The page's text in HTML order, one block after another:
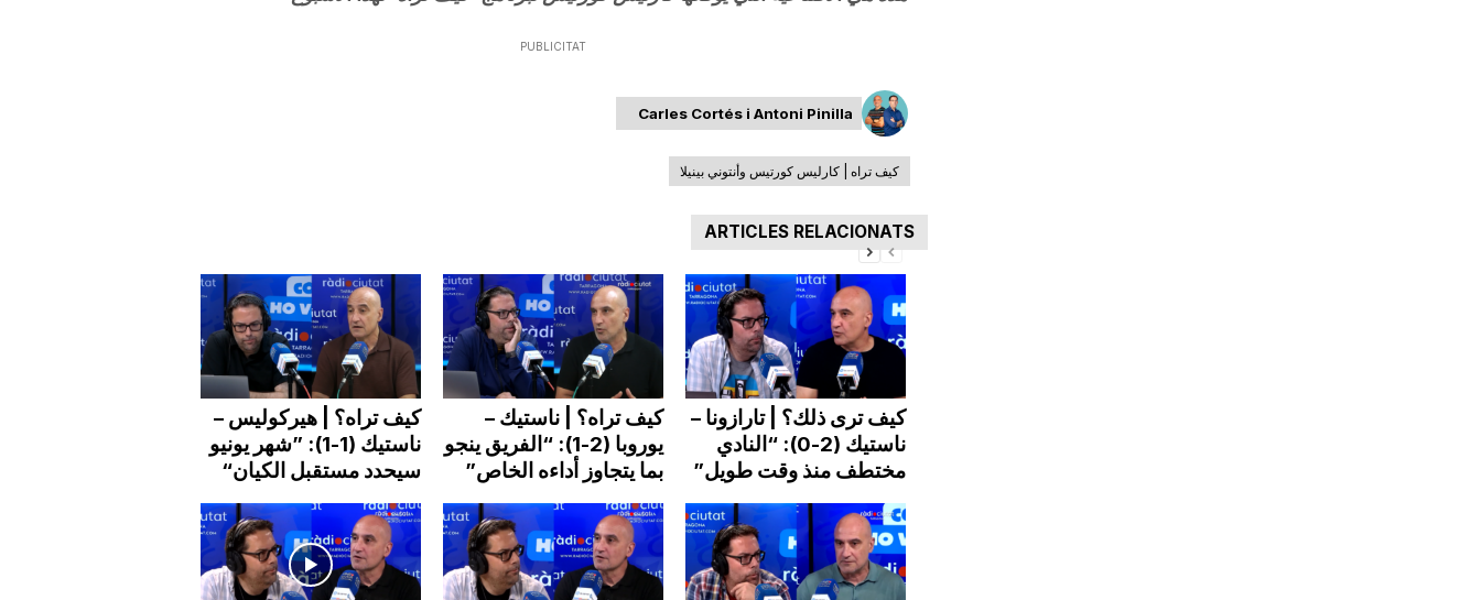
PUBLICITAT
Carles Cortés i Antoni Pinilla
كيف تراه | كارليس كورتيس وأنتوني بينيلا
ARTICLES RELACIONATS
كيف تراه؟ | هيركوليس –
ناستيك (1-1): ”شهر يونيو
سيحدد مستقبل الكيان“
كيف تراه؟ | ناستيك –
يوروبا (2-1): “الفريق ينجو
بما يتجاوز أداءه الخاص”
كيف ترى ذلك؟ | تارازونا –
ناستيك (2-0): “النادي
مختطف منذ وقت طويل”